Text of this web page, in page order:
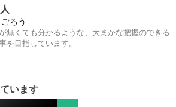
ごろう
無くても分かるような、大まかな把握のできる
を目指しています。
います